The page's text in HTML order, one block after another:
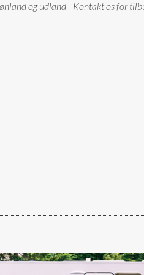
og udland - Kontakt os for